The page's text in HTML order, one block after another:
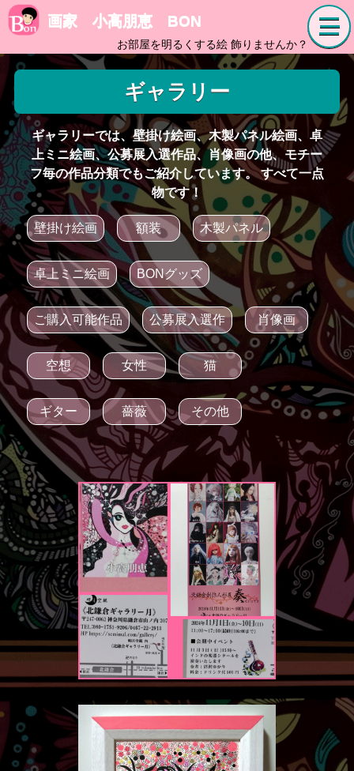
画家 小高朋恵 BON
お部屋を明るくする絵 飾りませんか？
ギャラリー
ギャラリーでは、壁掛け絵画、木製パネル絵画、卓
上ミニ絵画、公募展入選作品、肖像画の他、モチー
フ毎の作品分類でもご紹介しています。 すべて一点
物です！
壁掛け絵画 額装 木製パネル
卓上ミニ絵画 BONグッズ
ご購入可能作品 公募展入選作 肖像画
空想 女性 猫
ギター 薔薇 その他